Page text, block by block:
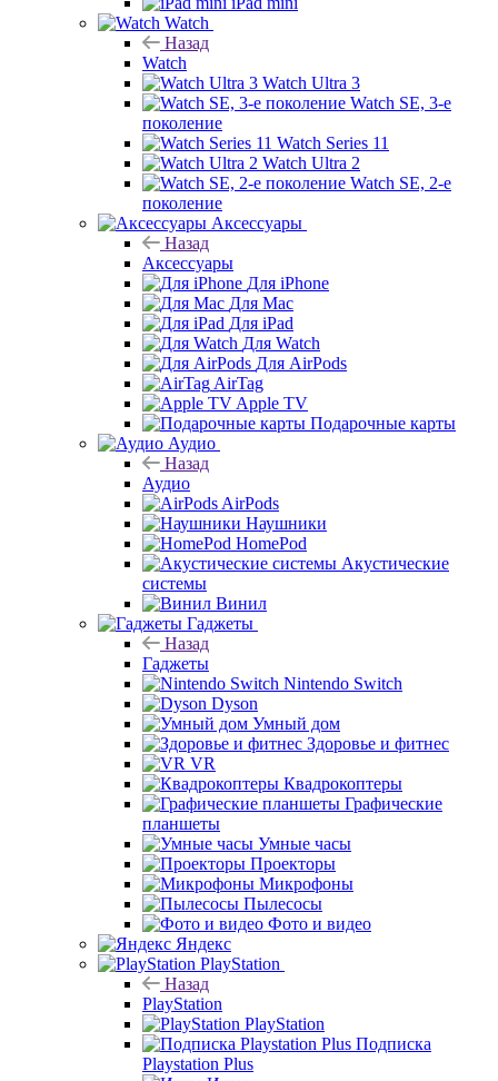
Watch
Назад
Watch
Watch Ultra 3
Watch SE, 3-е
поколение
Watch Series 11
Watch Ultra 2
Watch SE, 2-е
поколение
Аксессуары
Назад
Аксессуары
Для iPhone
Для Mac
Для iPad
Для Watch
Для AirPods
AirTag
Apple TV
Подарочные карты
Аудио
Назад
Аудио
AirPods
Наушники
HomePod
Акустические
системы
Винил
Гаджеты
Назад
Гаджеты
Nintendo Switch
Dyson
Умный дом
Здоровье и фитнес
VR
Квадрокоптеры
Графические
планшеты
Умные часы
Проекторы
Микрофоны
Пылесосы
Фото и видео
Яндекс
PlayStation
Назад
PlayStation
PlayStation
Подписка
Playstation Plus